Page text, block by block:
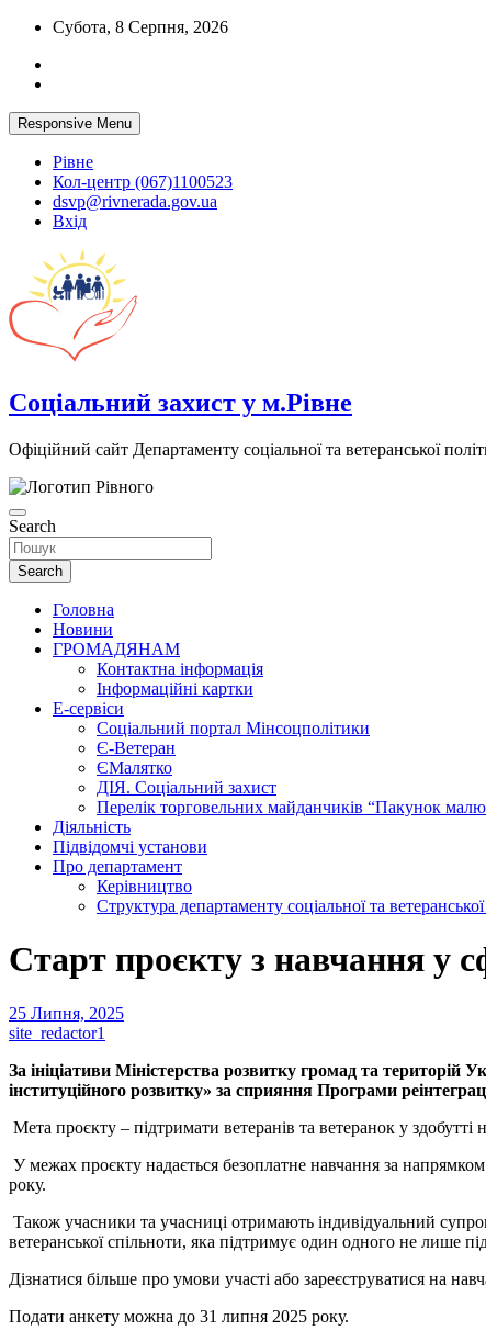
Skip
content
Субота, 8 Серпня, 2026
Responsive Menu
Рівне
Кол-центр (067)1100523
dsvp@rivnerada.gov.ua
Вхід
Соціальний захист у м.Рівне
Офіційний сайт Департаменту соціальної та ветеранської
Search
Search
Головна
Новини
ГРОМАДЯНАМ
Контактна інформація
Інформаційні картки
Е-сервіси
Соціальний портал Мінсоцполітики
Є-Ветеран
ЄМалятко
ДІЯ. Соціальний захист
Перелік торговельних майданчиків “Пакунок
Діяльність
Підвідомчі установи
Про департамент
Керівництво
Структура департаменту соціальної та
Старт проєкту з навчання у
25 Липня, 2025
site_redactor1
За ініціативи Міністерства розвитку громад та територій
інституційного розвитку» за сприяння Програми
Мета проєкту – підтримати ветеранів та ветеранок у
У межах проєкту надається безоплатне навчання за
року.
Також учасники та учасниці отримають індивідуальний
ветеранської спільноти, яка підтримує один одного не лише
Дізнатися більше про умови участі або зареєструватися на
Подати анкету можна до 31 липня 2025 року.